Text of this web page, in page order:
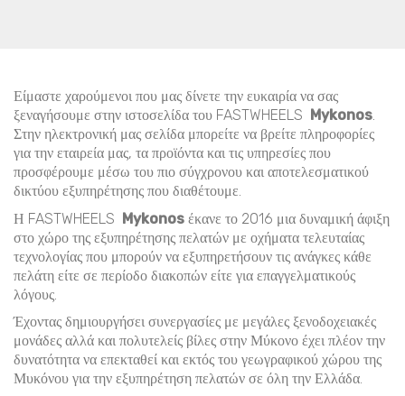
Είμαστε χαρούμενοι που μας δίνετε την ευκαιρία να σας
ξεναγήσουμε στην ιστοσελίδα του FASTWHEELS Mykonos.
Στην ηλεκτρονική μας σελίδα μπορείτε να βρείτε πληροφορίες
για την εταιρεία μας, τα προϊόντα και τις υπηρεσίες που
προσφέρουμε μέσω του πιο σύγχρονου και αποτελεσματικού
δικτύου εξυπηρέτησης που διαθέτουμε.
Η FASTWHEELS Mykonos έκανε το 2016 μια δυναμική άφιξη
στο χώρο της εξυπηρέτησης πελατών με οχήματα τελευταίας
τεχνολογίας που μπορούν να εξυπηρετήσουν τις ανάγκες κάθε
πελάτη είτε σε περίοδο διακοπών είτε για επαγγελματικούς
λόγους.
Έχοντας δημιουργήσει συνεργασίες με μεγάλες ξενοδοχειακές
μονάδες αλλά και πολυτελείς βίλες στην Μύκονο έχει πλέον την
δυνατότητα να επεκταθεί και εκτός του γεωγραφικού χώρου της
Μυκόνου για την εξυπηρέτηση πελατών σε όλη την Ελλάδα.